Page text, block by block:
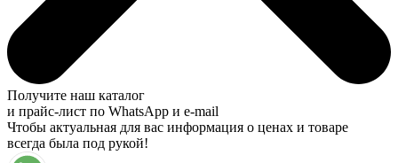
Получите наш каталог
и прайс-лист по WhatsApp и e-mail
Чтобы актуальная для вас информация о ценах и товаре
всегда была под рукой!